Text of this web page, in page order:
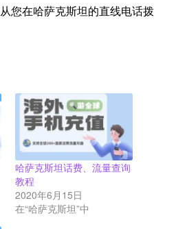
从您在哈萨克斯坦的直线电话拨
哈萨克斯坦话费、流量查询
教程
2020年6月15日
在“哈萨克斯坦”中